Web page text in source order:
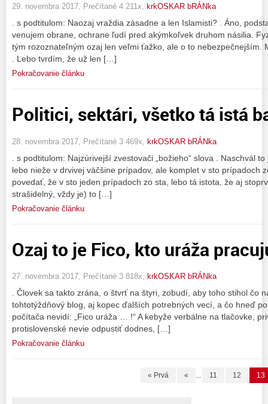
29. novembra 2017, Prečítané 4 211x, krkOSKAR bRÁNka
. s podtitulom: Naozaj vraždia zásadne a len Islamisti? . Áno,
venujem obrane, ochrane ľudí pred akýmkoľvek druhom násilia.
tým rozoznateľným ozaj len veľmi ťažko, ale o to nebezpečnejším.
. Lebo tvrdím, že už len […]
Pokračovanie článku
Politici, sektári, všetko tá istá
28. novembra 2017, Prečítané 3 469x, krkOSKAR bRÁNka
. s podtitulom: Najzúrivejší zvestovači „božieho“ slova . Naschvál
lebo nieže v drvivej väčšine prípadov, ale komplet v sto prípadoch
povedať, že v sto jeden prípadoch zo sta, lebo tá istota, že aj
strašidelný, vždy je) to […]
Pokračovanie článku
Ozaj to je Fico, kto uráža
27. novembra 2017, Prečítané 3 818x, krkOSKAR bRÁNka
. Človek sa takto zrána, o štvrť na štyri, zobudí, aby toho stihol čo
tohtotýždňový blog, aj kopec ďalších potrebných vecí, a čo hneď
počítača nevidí: „Fico uráža … !“ A kebyže verbálne na tlačovke,
protislovenské nevie odpustiť dodnes, […]
Pokračovanie článku
« Prvá « ... 11 12 13